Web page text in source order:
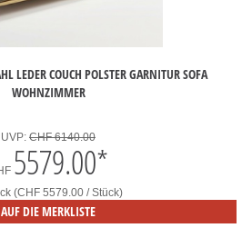
LEDER COUCH POLSTER GARNITUR SOFA
WOHNZIMMER
UVP: CHF 6140.00
5579.00*
(CHF 5579.00 / Stück)
AUF DIE MERKLISTE